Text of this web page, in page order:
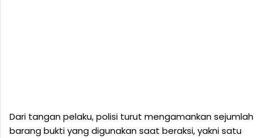
Dari tangan pelaku, polisi turut mengamankan sejumlah
barang bukti yang digunakan saat beraksi, yakni satu